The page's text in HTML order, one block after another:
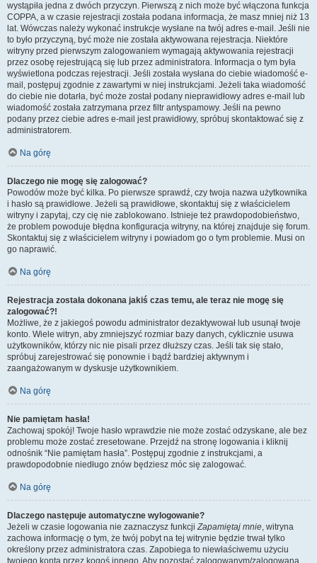
wystąpiła jedna z dwóch przyczyn. Pierwszą z nich może być włączona funkcja
COPPA, a w czasie rejestracji została podana informacja, że masz mniej niż 13
lat. Wówczas należy wykonać instrukcje wysłane na twój adres e-mail. Jeśli nie
to było przyczyną, być może nie została aktywowana rejestracja. Niektóre
witryny przed pierwszym zalogowaniem wymagają aktywowania rejestracji
przez osobę rejestrującą się lub przez administratora. Informacja o tym była
wyświetlona podczas rejestracji. Jeśli została wysłana do ciebie wiadomość e-
mail, postępuj zgodnie z zawartymi w niej instrukcjami. Jeżeli taka wiadomość
do ciebie nie dotarła, być może został podany nieprawidłowy adres e-mail lub
wiadomość została zatrzymana przez filtr antyspamowy. Jeśli na pewno
podany przez ciebie adres e-mail jest prawidłowy, spróbuj skontaktować się z
administratorem.
Na górę
Dlaczego nie mogę się zalogować?
Powodów może być kilka. Po pierwsze sprawdź, czy twoja nazwa użytkownika
i hasło są prawidłowe. Jeżeli są prawidłowe, skontaktuj się z właścicielem
witryny i zapytaj, czy cię nie zablokowano. Istnieje też prawdopodobieństwo,
że problem powoduje błędna konfiguracja witryny, na której znajduje się forum.
Skontaktuj się z właścicielem witryny i powiadom go o tym problemie. Musi on
go naprawić.
Na górę
Rejestracja została dokonana jakiś czas temu, ale teraz nie mogę się
zalogować?!
Możliwe, że z jakiegoś powodu administrator dezaktywował lub usunął twoje
konto. Wiele witryn, aby zmniejszyć rozmiar bazy danych, cyklicznie usuwa
użytkowników, którzy nic nie pisali przez dłuższy czas. Jeśli tak się stało,
spróbuj zarejestrować się ponownie i bądź bardziej aktywnym i
zaangażowanym w dyskusje użytkownikiem.
Na górę
Nie pamiętam hasła!
Zachowaj spokój! Twoje hasło wprawdzie nie może zostać odzyskane, ale bez
problemu może zostać zresetowane. Przejdź na stronę logowania i kliknij
odnośnik “Nie pamiętam hasła”. Postępuj zgodnie z instrukcjami, a
prawdopodobnie niedługo znów będziesz móc się zalogować.
Na górę
Dlaczego następuje automatyczne wylogowanie?
Jeżeli w czasie logowania nie zaznaczysz funkcjiZapamiętaj mnie, witryna
zachowa informację o tym, że twój pobyt na tej witrynie będzie trwał tylko
określony przez administratora czas. Zapobiega to niewłaściwemu użyciu
twojego konta przez kogoś innego. Aby pozostać zalogowanym/zalogowaną,